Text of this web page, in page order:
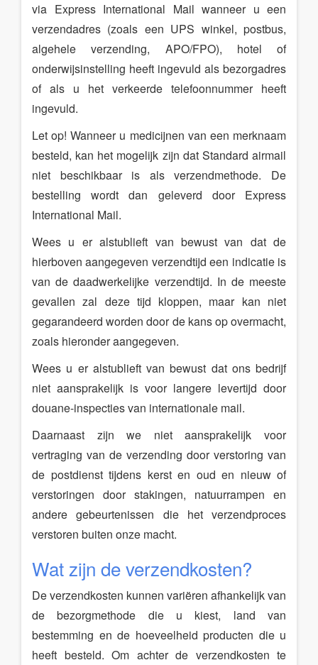
via Express International Mail wanneer u een
verzendadres (zoals een UPS winkel, postbus,
algehele verzending, APO/FPO), hotel of
onderwijsinstelling heeft ingevuld als bezorgadres
of als u het verkeerde telefoonnummer heeft
ingevuld.
Let op! Wanneer u medicijnen van een merknaam
besteld, kan het mogelijk zijn dat Standard airmail
niet beschikbaar is als verzendmethode. De
bestelling wordt dan geleverd door Express
International Mail.
Wees u er alstublieft van bewust van dat de
hierboven aangegeven verzendtijd een indicatie is
van de daadwerkelijke verzendtijd. In de meeste
gevallen zal deze tijd kloppen, maar kan niet
gegarandeerd worden door de kans op overmacht,
zoals hieronder aangegeven.
Wees u er alstublieft van bewust dat ons bedrijf
niet aansprakelijk is voor langere levertijd door
douane-inspecties van internationale mail.
Daarnaast zijn we niet aansprakelijk voor
vertraging van de verzending door verstoring van
de postdienst tijdens kerst en oud en nieuw of
verstoringen door stakingen, natuurrampen en
andere gebeurtenissen die het verzendproces
verstoren buiten onze macht.
Wat zijn de verzendkosten?
De verzendkosten kunnen variëren afhankelijk van
de bezorgmethode die u kiest, land van
bestemming en de hoeveelheid producten die u
heeft besteld. Om achter de verzendkosten te